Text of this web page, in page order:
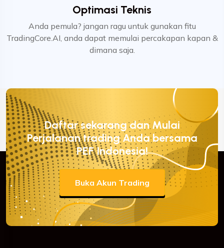
Optimasi Teknis
Anda pemula? jangan ragu untuk gunakan fitu
TradingCore.AI, anda dapat memulai percakapan kapan &
dimana saja.
Daftar sekarang dan Mulai
Perjalanan trading Anda bersama
PEF Indonesia!
Buka Akun Trading